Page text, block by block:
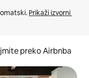
Prikaži izvorni
preko Airbnba